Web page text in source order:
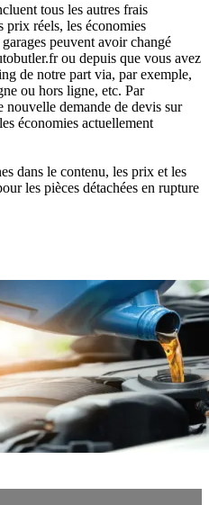
tous les autres frais
prix réels, les économies
peuvent avoir changé
ou depuis que vous avez
de notre part via, par exemple,
ou hors ligne, etc. Par
nouvelle demande de devis sur
économies actuellement
dans le contenu, les prix et les
les pièces détachées en rupture